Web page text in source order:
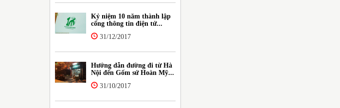
Kỷ niệm 10 năm thành lập
cổng thông tin điện tử...
31/12/2017
Hướng dẫn đường đi từ Hà
Nội đến Gốm sứ Hoàn Mỹ...
31/10/2017